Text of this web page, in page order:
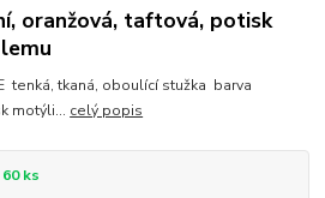
oranžová, taftová, potisk
tenká, tkaná, oboulící stužka barva
motýli... celý popis
ks